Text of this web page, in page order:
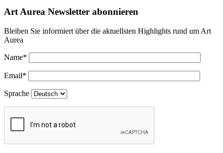
Art Aurea Newsletter abonnieren
Bleiben Sie informiert über die aktuellsten Highlights rund um Art
Aurea
Name*
Email*
Sprache